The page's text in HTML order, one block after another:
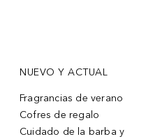
NUEVO Y ACTUAL
Fragrancias de verano
Cofres de regalo
Cuidado de la barba y